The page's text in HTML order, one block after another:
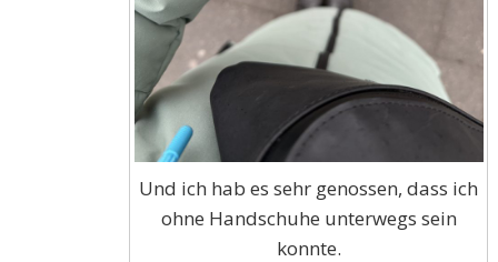
Und ich hab es sehr genossen, dass ich
ohne Handschuhe unterwegs sein
konnte.